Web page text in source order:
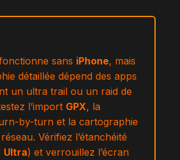
sans iPhone, mais
détaillée dépend des apps
un ultra trail ou un raid de
l’import GPX, la
by-turn et la cartographie
Vérifiez l’étanchéité
Ultra) et verrouillez l’écran